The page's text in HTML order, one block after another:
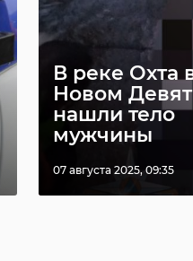
В реке Охта
Новом
нашли тело
мужчины
07 августа 2025, 09:35